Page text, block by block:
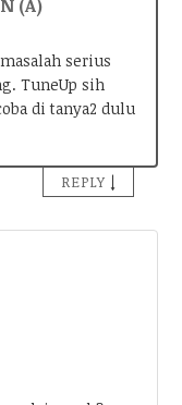
(A)
serius
TuneUp sih
di tanya2 dulu
REPLY ↓